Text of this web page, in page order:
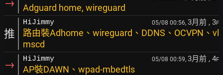
→ Adguard home, wireguard
推
HiJimmy 05/08 00:56, 3月前 , 3F
路由裝Adhome、wireguard、DDNS、OCVPN、vl
mscd
→ HiJimmy 05/08 00:59, 3月前 , 4F
AP裝DAWN、wpad-mbedtls